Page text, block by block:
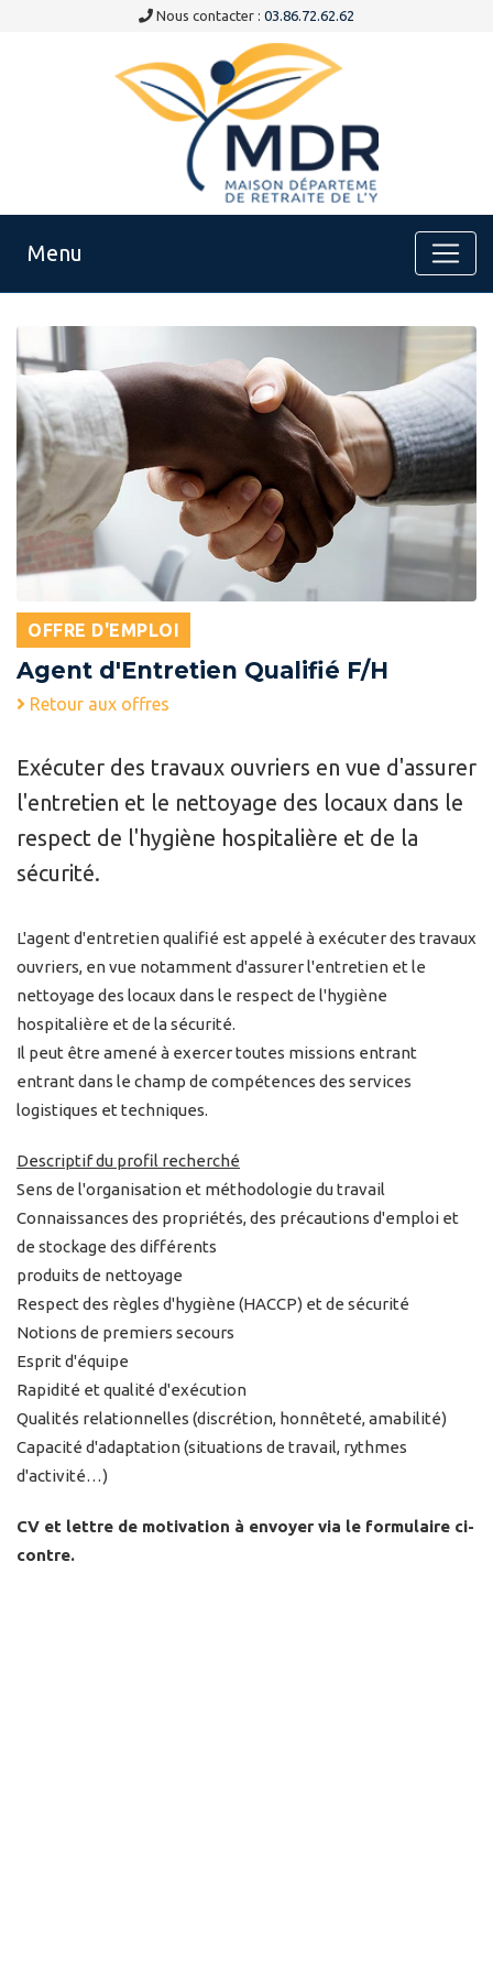
Nous contacter : 03.86.72.62.62
Menu
OFFRE D'EMPLOI
Agent d'Entretien Qualifié F/H
Retour aux offres
Exécuter des travaux ouvriers en vue d'assurer
l'entretien et le nettoyage des locaux dans le
respect de l'hygiène hospitalière et de la
sécurité.
L'agent d'entretien qualifié est appelé à exécuter des travaux
ouvriers, en vue notamment d'assurer l'entretien et le
nettoyage des locaux dans le respect de l'hygiène
hospitalière et de la sécurité.
Il peut être amené à exercer toutes missions entrant
entrant dans le champ de compétences des services
logistiques et techniques.
Descriptif du profil recherché
Sens de l'organisation et méthodologie du travail
Connaissances des propriétés, des précautions d'emploi et
de stockage des différents
produits de nettoyage
Respect des règles d'hygiène (HACCP) et de sécurité
Notions de premiers secours
Esprit d'équipe
Rapidité et qualité d'exécution
Qualités relationnelles (discrétion, honnêteté, amabilité)
Capacité d'adaptation (situations de travail, rythmes
d'activité…)
CV et lettre de motivation à envoyer via le formulaire ci-
contre.
Panneau de gestion des cookies